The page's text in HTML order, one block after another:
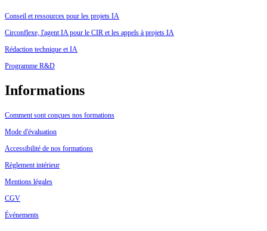
Conseil et ressources pour les projets IA
Circonflexe, l'agent IA pour le CIR et les appels à projets IA
Rédaction technique et IA
Programme R&D
Informations
Comment sont conçues nos formations
Mode d'évaluation
Accessibilité de nos formations
Règlement intérieur
Mentions légales
CGV
Événements